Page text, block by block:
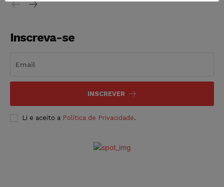
Inscreva-se
INSCREVER
Li e aceito a Política de Privacidade.